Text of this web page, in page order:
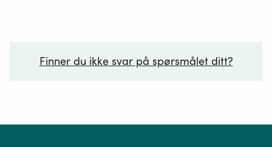
Finner du ikke svar på spørsmålet ditt?